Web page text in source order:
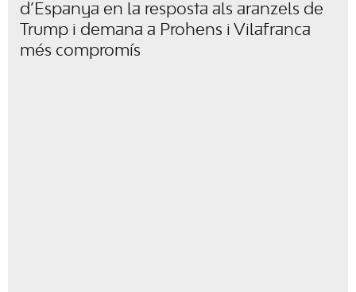
d’Espanya en la resposta als aranzels de
Trump i demana a Prohens i Vilafranca
més compromís